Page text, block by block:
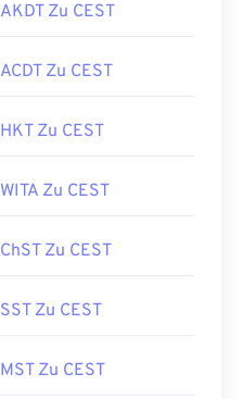
AKDT Zu CEST
ACDT Zu CEST
HKT Zu CEST
WITA Zu CEST
ChST Zu CEST
SST Zu CEST
MST Zu CEST